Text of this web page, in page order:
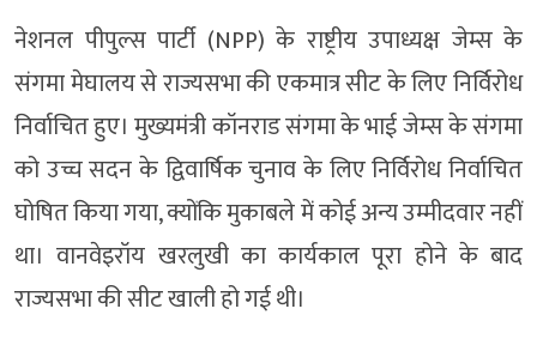
नेशनल पीपुल्स पार्टी (NPP) के राष्ट्रीय उपाध्यक्ष जेम्स के
संगमा मेघालय से राज्यसभा की एकमात्र सीट के लिए निर्विरोध
निर्वाचित हुए। मुख्यमंत्री कॉनराड संगमा के भाई जेम्स के संगमा
को उच्च सदन के द्विवार्षिक चुनाव के लिए निर्विरोध निर्वाचित
घोषित किया गया, क्योंकि मुकाबले में कोई अन्य उम्मीदवार नहीं
था। वानवेइरॉय खरलुखी का कार्यकाल पूरा होने के बाद
राज्यसभा की सीट खाली हो गई थी।